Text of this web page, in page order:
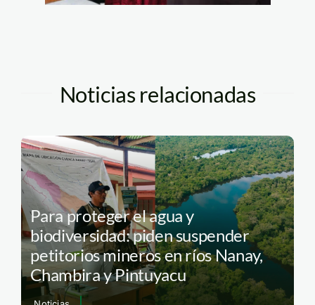
Noticias relacionadas
Para proteger el agua y
biodiversidad: piden suspender
petitorios mineros en ríos Nanay,
Chambira y Pintuyacu